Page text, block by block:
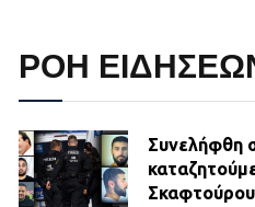
ΡΟΗ
Συνελήφθη